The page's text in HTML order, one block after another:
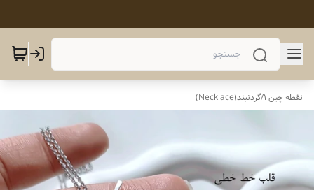
نقطه چین 1 /گردنبند(Necklace)